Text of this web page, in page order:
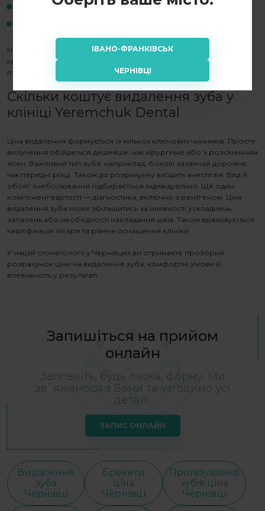
комфортні умови;
Не варто відкладати візит, якщо лікар рекомендує втручання. Це
крок до здоров’я ротової порожнини, особливо якщо ви
плануєте протезування або імплантацію.
Скільки коштує видалення зуба у
клініці Yeremchuk Dental
Ціна видалення формується із кількох ключових чинників. Просте
вилучення обійдеться дешевше, ніж хірургічне або з розсіченням
ясен. Важливий тип зуба: наприклад, бокові зазвичай дорожче,
ніж передні різці. Також до розрахунку входить анестезія. Вид й
обсяг знеболювання підбираються індивідуально. Ще один
компонент вартості — діагностика, включно з рентгеном. Ціна
видалення зуба може збільшитись за наявності ускладнень,
запалень або необхідності накладання швів. Також враховуються
кваліфікація лікаря та рівень оснащення клініки.
У нашій стоматології у Чернівцях ви отримаєте прозорий
розрахунок ціни на видалення зуба, комфортні умови й
впевненість у результаті.
Запишіться на прийом
онлайн
Заповніть, будь ласка, форму. Ми
зв`яжемося з Вами та узгодимо усі
деталі.
ЗАПИС ОНЛАЙН
Видалення
зуба
Чернівці
Брекети
ціна
Чернівці
Протезування
зубів ціна
Чернівці
ІВАНО-ФРАНКІВСЬК
ЧЕРНІВЦІ